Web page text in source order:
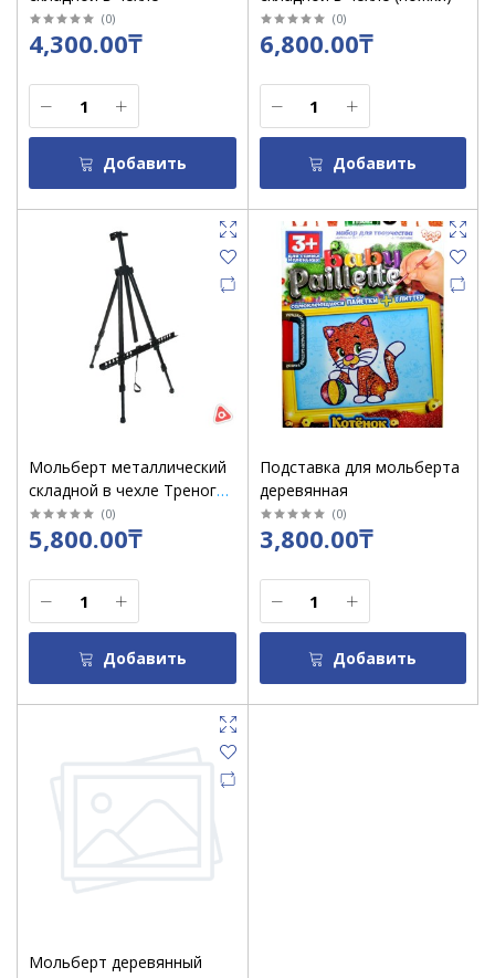
(0)
4,300.00₸
Добавить
(0)
6,800.00₸
Добавить
Мольберт металлический
складной в чехле Тренога
(Сима Ленд)
(0)
5,800.00₸
Добавить
Подставка для мольберта
деревянная
(0)
3,800.00₸
Добавить
Мольберт деревянный